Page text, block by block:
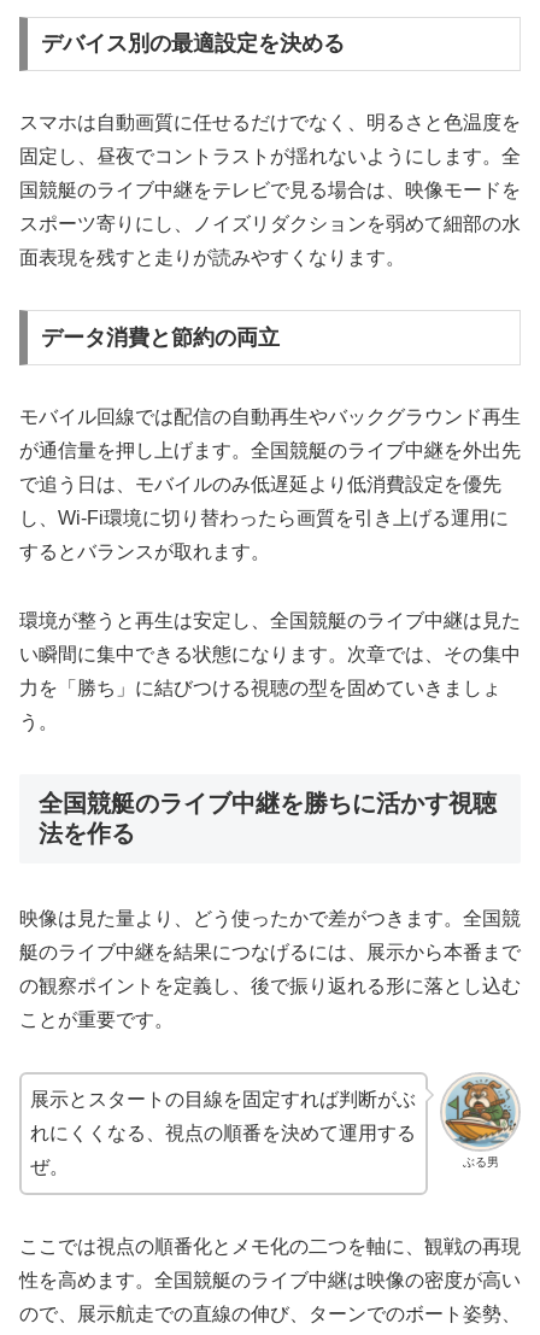
デバイス別の最適設定を決める
スマホは自動画質に任せるだけでなく、明るさと色温度を
固定し、昼夜でコントラストが揺れないようにします。全
国競艇のライブ中継をテレビで見る場合は、映像モードを
スポーツ寄りにし、ノイズリダクションを弱めて細部の水
面表現を残すと走りが読みやすくなります。
データ消費と節約の両立
モバイル回線では配信の自動再生やバックグラウンド再生
が通信量を押し上げます。全国競艇のライブ中継を外出先
で追う日は、モバイルのみ低遅延より低消費設定を優先
し、Wi-Fi環境に切り替わったら画質を引き上げる運用に
するとバランスが取れます。
環境が整うと再生は安定し、全国競艇のライブ中継は見た
い瞬間に集中できる状態になります。次章では、その集中
力を「勝ち」に結びつける視聴の型を固めていきましょ
う。
全国競艇のライブ中継を勝ちに活かす視聴
法を作る
映像は見た量より、どう使ったかで差がつきます。全国競
艇のライブ中継を結果につなげるには、展示から本番まで
の観察ポイントを定義し、後で振り返れる形に落とし込む
ことが重要です。
ぶる男
展示とスタートの目線を固定すれば判断がぶ
れにくくなる、視点の順番を決めて運用する
ぜ。
ここでは視点の順番化とメモ化の二つを軸に、観戦の再現
性を高めます。全国競艇のライブ中継は映像の密度が高い
ので、展示航走での直線の伸び、ターンでのボート姿勢、